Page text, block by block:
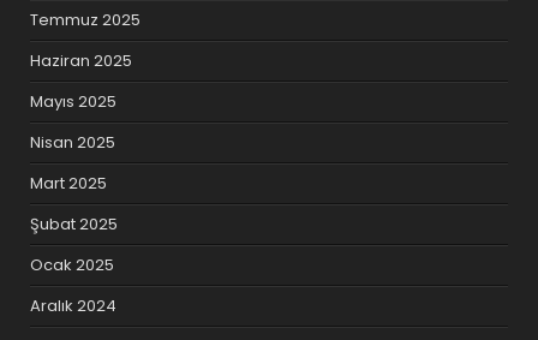
Temmuz 2025
Haziran 2025
Mayıs 2025
Nisan 2025
Mart 2025
Şubat 2025
Ocak 2025
Aralık 2024